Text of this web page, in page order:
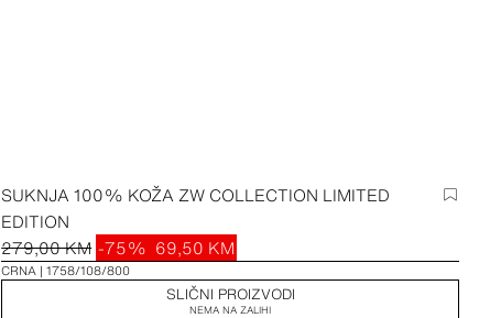
SUKNJA 100% KOŽA ZW COLLECTION LIMITED
EDITION
279,00 KM -75% 69,50 KM
CRNA 1758/108/800
SLIČNI PROIZVODI
NEMA NA ZALIHI